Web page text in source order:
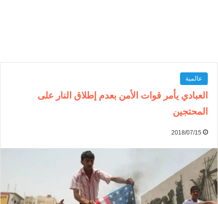
عالمية
العبادي يأمر قوات الأمن بعدم إطلاق النار على
المحتجين
2018/07/15